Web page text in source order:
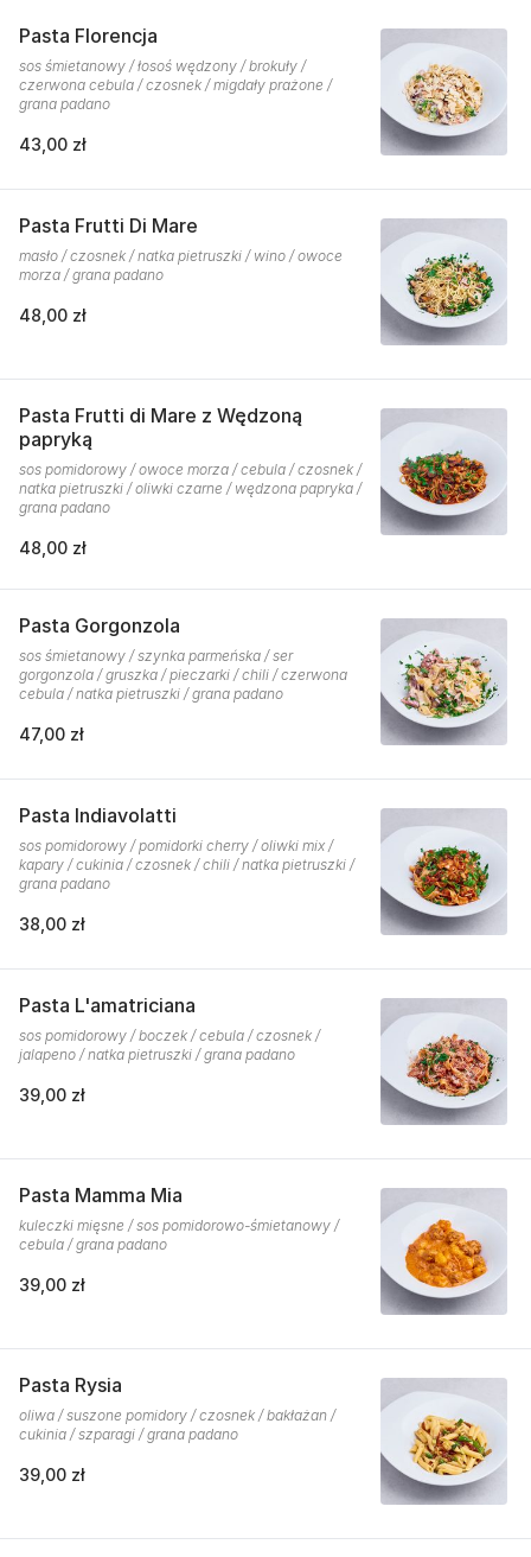
Pasta Florencja
sos śmietanowy / łosoś wędzony / brokuły /
czerwona cebula / czosnek / migdały prażone /
grana padano
43,00 zł
Pasta Frutti Di Mare
masło / czosnek / natka pietruszki / wino / owoce
morza / grana padano
48,00 zł
Pasta Frutti di Mare z Wędzoną
papryką
sos pomidorowy / owoce morza / cebula / czosnek /
natka pietruszki / oliwki czarne / wędzona papryka /
grana padano
48,00 zł
Pasta Gorgonzola
sos śmietanowy / szynka parmeńska / ser
gorgonzola / gruszka / pieczarki / chili / czerwona
cebula / natka pietruszki / grana padano
47,00 zł
Pasta Indiavolatti
sos pomidorowy / pomidorki cherry / oliwki mix /
kapary / cukinia / czosnek / chili / natka pietruszki /
grana padano
38,00 zł
Pasta L'amatriciana
sos pomidorowy / boczek / cebula / czosnek /
jalapeno / natka pietruszki / grana padano
39,00 zł
Pasta Mamma Mia
kuleczki mięsne / sos pomidorowo-śmietanowy /
cebula / grana padano
39,00 zł
Pasta Rysia
oliwa / suszone pomidory / czosnek / bakłażan /
cukinia / szparagi / grana padano
39,00 zł